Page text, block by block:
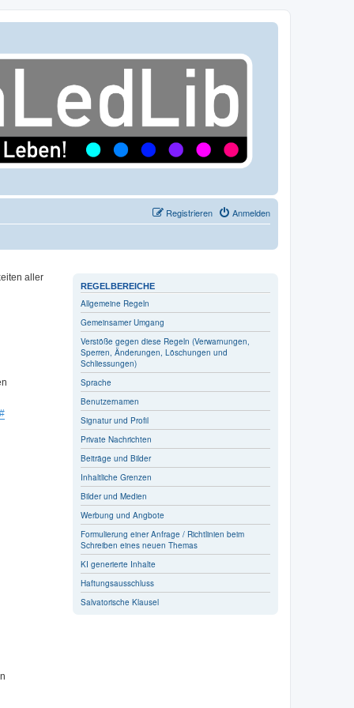
Anmelden
Registrieren
REGELBEREICHE
Allgemeine Regeln
Gemeinsamer Umgang
Verstöße gegen diese Regeln (Verwarnungen,
Sperren, Änderungen, Löschungen und
Schliessungen)
Sprache
Benutzernamen
Signatur und Profil
Private Nachrichten
Beiträge und Bilder
Inhaltliche Grenzen
Bilder und Medien
Werbung und Angbote
Formulierung einer Anfrage / Richtlinien beim
Schreiben eines neuen Themas
KI generierte Inhalte
Haftungsausschluss
Salvatorische Klausel
aller
#